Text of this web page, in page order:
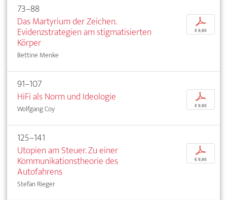
73–88
Das Martyrium der Zeichen.
Evidenzstrategien am stigmatisierten
Körper
Bettine Menke
p
€ 9,95
91–107
HiFi als Norm und Ideologie
Wolfgang Coy
p
€ 9,95
125–141
Utopien am Steuer. Zu einer
Kommunikationstheorie des
Autofahrens
Stefan Rieger
p
€ 9,95